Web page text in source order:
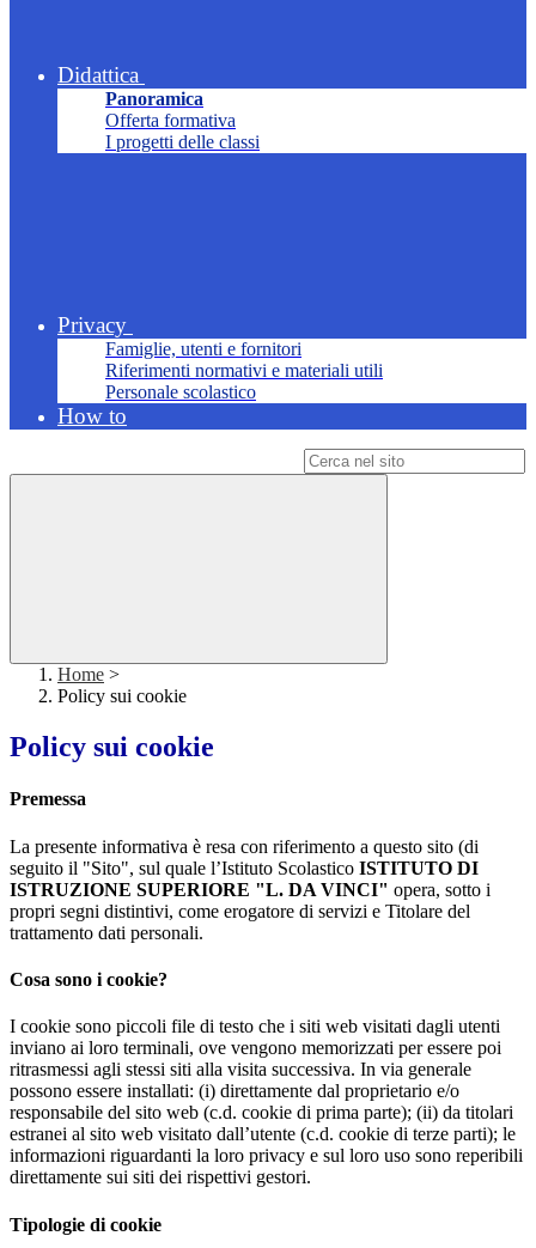
Didattica
Panoramica
Offerta formativa
I progetti delle classi
Privacy
Famiglie, utenti e fornitori
Riferimenti normativi e materiali utili
Personale scolastico
How to
Home >
Policy sui cookie
Policy sui cookie
Premessa
La presente informativa è resa con riferimento a questo sito (di
seguito il "Sito", sul quale l’Istituto Scolastico ISTITUTO DI
ISTRUZIONE SUPERIORE "L. DA VINCI" opera, sotto i
propri segni distintivi, come erogatore di servizi e Titolare del
trattamento dati personali.
Cosa sono i cookie?
I cookie sono piccoli file di testo che i siti web visitati dagli utenti
inviano ai loro terminali, ove vengono memorizzati per essere poi
ritrasmessi agli stessi siti alla visita successiva. In via generale
possono essere installati: (i) direttamente dal proprietario e/o
responsabile del sito web (c.d. cookie di prima parte); (ii) da titolari
estranei al sito web visitato dall’utente (c.d. cookie di terze parti); le
informazioni riguardanti la loro privacy e sul loro uso sono reperibili
direttamente sui siti dei rispettivi gestori.
Tipologie di cookie